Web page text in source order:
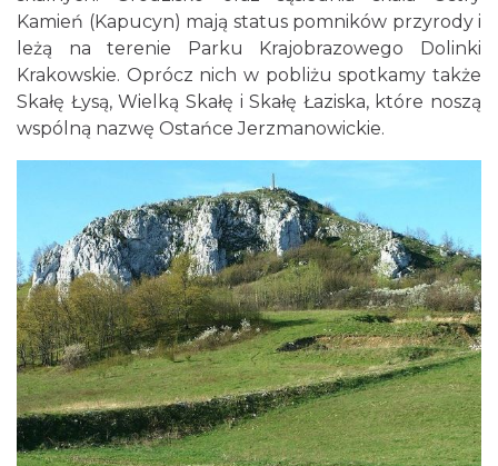
Kamień (Kapucyn) mają status pomników przyrody i
leżą na terenie Parku Krajobrazowego Dolinki
Krakowskie. Oprócz nich w pobliżu spotkamy także
Skałę Łysą, Wielką Skałę i Skałę Łaziska, które noszą
wspólną nazwę Ostańce Jerzmanowickie.